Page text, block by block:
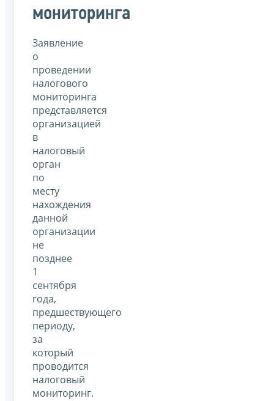
мониторинга
Заявление
о
проведении
налогового
мониторинга
представляется
организацией
в
налоговый
орган
по
месту
нахождения
данной
организации
не
позднее
1
сентября
года,
предшествующего
периоду,
за
который
проводится
налоговый
мониторинг.